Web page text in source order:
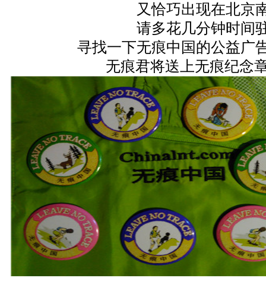
又恰巧出现在北京
请多花几分钟时间
寻找一下无痕中国的公益广
无痕君将送上无痕纪念